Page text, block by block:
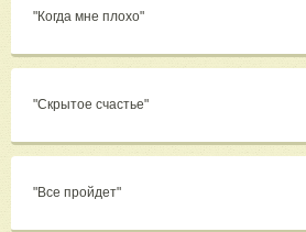
"Когда мне плохо"
"Скрытое счастье"
"Все пройдет"